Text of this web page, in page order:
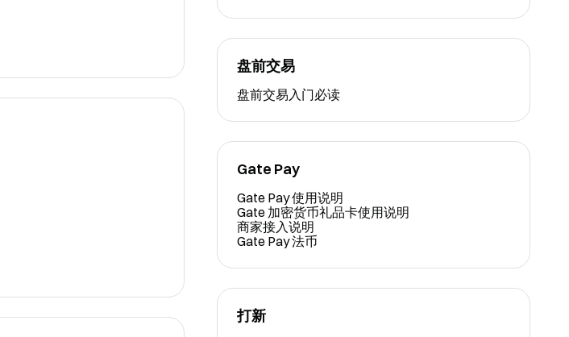
盘前交易
盘前交易入门必读
Gate Pay
Gate Pay 使用说明
Gate 加密货币礼品卡使用说明
商家接入说明
Gate Pay 法币
打新